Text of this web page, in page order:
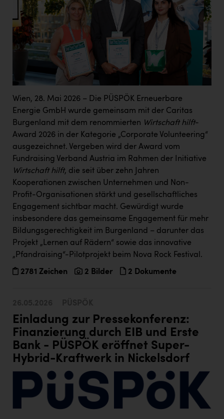
kunden basics
kontakt
Wien, 28. Mai 2026 – Die PÜSPÖK Erneuerbare
Energie GmbH wurde gemeinsam mit der Caritas
Burgenland mit dem renommierten Wirtschaft hilft-
Award 2026 in der Kategorie „Corporate Volunteering“
ausgezeichnet. Vergeben wird der Award vom
Fundraising Verband Austria im Rahmen der Initiative
Wirtschaft hilft, die seit über zehn Jahren
Kooperationen zwischen Unternehmen und Non-
Profit-Organisationen stärkt und gesellschaftliches
Engagement sichtbar macht. Gewürdigt wurde
insbesondere das gemeinsame Engagement für mehr
Bildungsgerechtigkeit im Burgenland – darunter das
Projekt „Lernen auf Rädern“ sowie das innovative
„Pfandraising“-Pilotprojekt beim Nova Rock Festival.
2781 Zeichen 2 Bilder 2 Dokumente
Einladung zur Pressekonferenz:
Finanzierung durch EIB und Erste
Bank - PÜSPÖK eröffnet Super-
Hybrid-Kraftwerk in Nickelsdorf